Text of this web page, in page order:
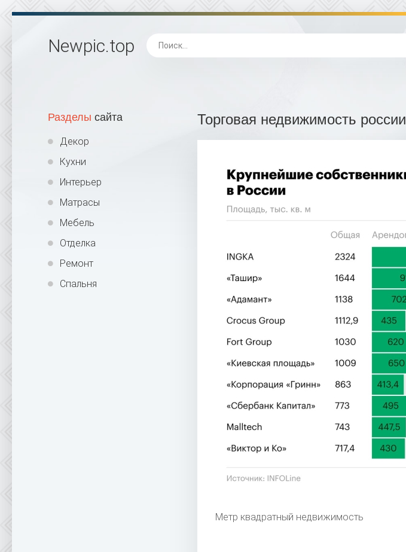
Newpic.top
Разделы сайта
Декор
Кухни
Интерьер
Матрасы
Мебель
Отделка
Ремонт
Спальня
Торговая недвижимость россии
Метр квадратный недвижимость